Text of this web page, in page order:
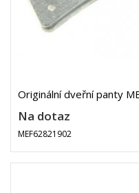
Originální dveřní panty
Na dotaz
MEF62821902